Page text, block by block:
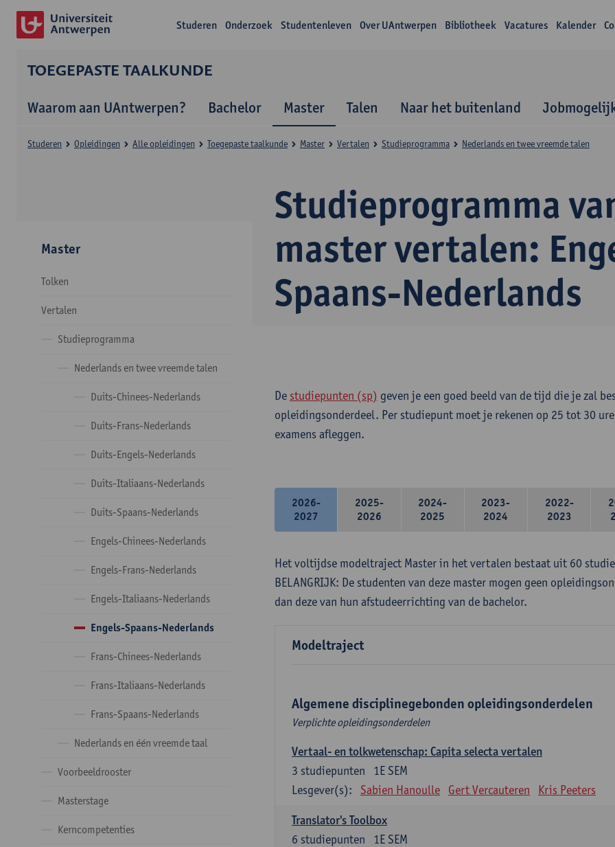
Studeren Onderzoek Studentenleven Over UAntwerpen Bibliotheek Vacatures Kalender
TOEGEPASTE TAALKUNDE
Waarom aan UAntwerpen? Bachelor Master Talen Naar het buitenland
Studieprogramma
master vertalen:
Spaans-Nederlands
Studeren Opleidingen Alle opleidingen Toegepaste taalkunde Master Vertalen Studieprogramma Nederlands en twee vreemde talen
Master
Tolken
Vertalen
Studieprogramma
Nederlands en twee vreemde talen
Duits-Chinees-Nederlands
Duits-Frans-Nederlands
Duits-Engels-Nederlands
Duits-Italiaans-Nederlands
Duits-Spaans-Nederlands
Engels-Chinees-Nederlands
Engels-Frans-Nederlands
Engels-Italiaans-Nederlands
Engels-Spaans-Nederlands
Frans-Chinees-Nederlands
Frans-Italiaans-Nederlands
Frans-Spaans-Nederlands
Nederlands en één vreemde taal
Voorbeeldrooster
Masterstage
Kerncompetenties
De studiepunten (sp) geven je een goed beeld van de tijd die je zal
opleidingsonderdeel. Per studiepunt moet je rekenen op 25 tot 30
examens afleggen.
2026-
2027
2025-
2026
2024-
2025
2023-
2024
2022-
2023
Het voltijdse modeltraject Master in het vertalen bestaat uit 60
BELANGRIJK: De studenten van deze master mogen geen
dan deze van hun afstudeerrichting van de bachelor.
Modeltraject
Algemene disciplinegebonden opleidingsonderdelen
Verplichte opleidingsonderdelen
Vertaal- en tolkwetenschap: Capita selecta vertalen
1E SEM
3 studiepunten
Lesgever(s):
Sabien Hanoulle Gert Vercauteren Kris Peeters
Translator's Toolbox
1E SEM
6 studiepunten